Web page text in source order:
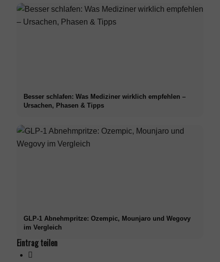
Besser schlafen: Was Mediziner wirklich empfehlen –
Ursachen, Phasen & Tipps
GLP-1 Abnehmpritze: Ozempic, Mounjaro und Wegovy
im Vergleich
Eintrag teilen